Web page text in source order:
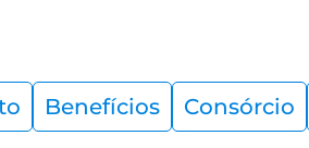
Benefícios Consórcio